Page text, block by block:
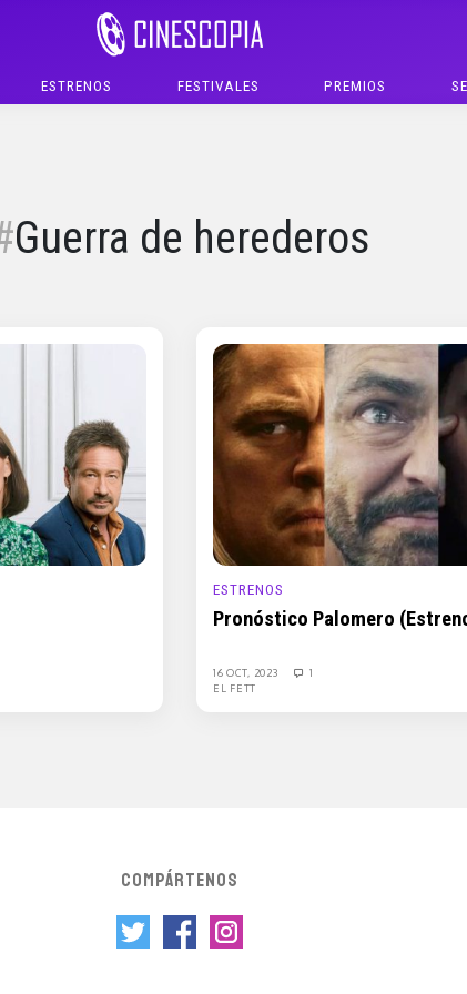
ESTRENOS FESTIVALES PREMIOS
Guerra de herederos
ESTRENOS
Pronóstico Palomero
16 OCT, 2023
1
EL FETT
COMPÁRTENOS